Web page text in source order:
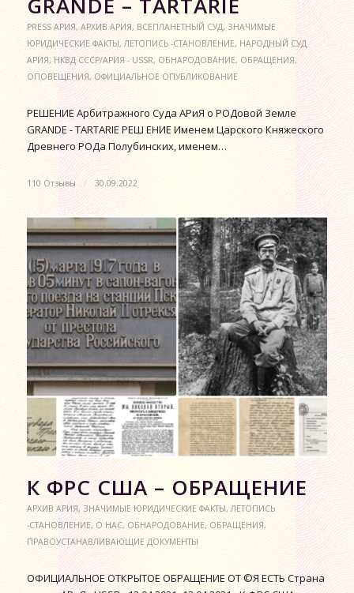
PRESS АРИЯ,АРХИВ АРИЯ,ВСЕПЛАНЕТНЫЙ СУД,ЗНАЧИМЫЕ
ЮРИДИЧЕСКИЕ ФАКТЫ,ЛЕТОПИСЬ -СТАНОВЛЕНИЕ,НАРОДНЫЙ СУД
АРИЯ, НКВД СССР/АРИЯ - USSR,ОБНАРОДОВАНИЕ,ОБРАЩЕНИЯ,
ОПОВЕЩЕНИЯ,ОФИЦИАЛЬНОЕ ОПУБЛИКОВАНИЕ
РЕШЕНИЕ Арбитражного Суда АРиЯ о РОДовой Земле
GRANDE - TARTARIE РЕШ ЕНИЕ Именем Царского Княжеского
Древнего РОДа Полубинских, именем…
110 Отзывы / 30.09.2022
К ФРС США – ОБРАЩЕНИЕ
АРХИВ АРИЯ, ЗНАЧИМЫЕ ЮРИДИЧЕСКИЕ ФАКТЫ,ЛЕТОПИСЬ
-СТАНОВЛЕНИЕ,О НАС,ОБНАРОДОВАНИЕ,ОБРАЩЕНИЯ,
ПРАВОУСТАНАВЛИВАЮЩИЕ ДОКУМЕНТЫ
ОФИЦИАЛЬНОЕ ОТКРЫТОЕ ОБРАЩЕНИЕ ОТ ©Я ЕСТЬ Страна